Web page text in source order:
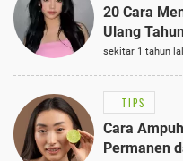
20 Cara
Ulang
Anggun
sekitar 1 tahun
TIPS
Cara
Permanen